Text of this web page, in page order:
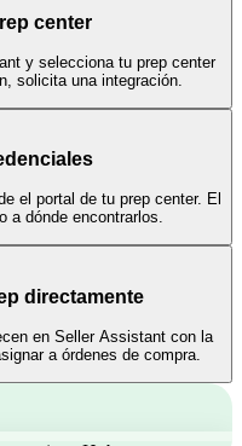
center
y selecciona tu prep center
solicita una integración.
el portal de tu prep center. El
a dónde encontrarlos.
directamente
en Seller Assistant con la
a órdenes de compra.